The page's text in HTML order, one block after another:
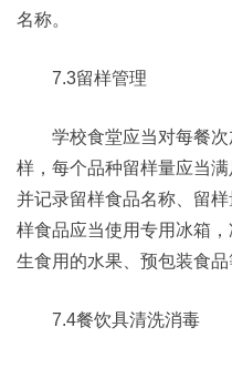
名称。
7.3留样管理
学校食堂应当对每餐次
样，每个品种留样量应当
并记录留样食品名称、留
样食品应当使用专用冰箱
生食用的水果、预包装食品
7.4餐饮具清洗消毒